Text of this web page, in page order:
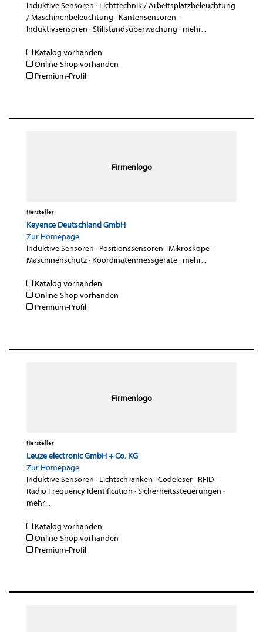
Induktive Sensoren · Lichttechnik / Arbeitsplatzbeleuchtung
/ Maschinenbeleuchtung · Kantensensoren ·
Induktivsensoren ·Stillstandsüberwachung · mehr...
Katalog vorhanden
Online-Shop vorhanden
Premium-Profil
Firmenlogo
Hersteller
Keyence Deutschland GmbH
Zur Homepage
Induktive Sensoren · Positionssensoren ·Mikroskope·
Maschinenschutz· Koordinatenmessgeräte· mehr...
Katalog vorhanden
Online-Shop vorhanden
Premium-Profil
Firmenlogo
Hersteller
Leuze electronic GmbH + Co. KG
Zur Homepage
Induktive Sensoren · Lichtschranken ·Codeleser· RFID –
Radio Frequency Identification ·Sicherheitssteuerungen ·
mehr...
Katalog vorhanden
Online-Shop vorhanden
Premium-Profil